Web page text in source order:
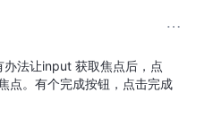
法让input 获取焦点后，点
点。有个完成按钮，点击完成